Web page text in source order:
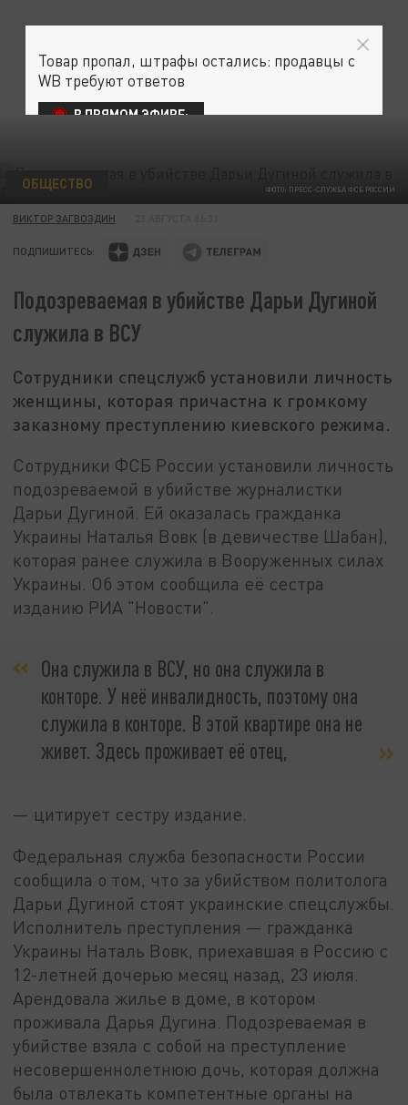
ФОТО: ПРЕСС-СЛУЖБА ФСБ РОССИИ
ОБЩЕСТВО
ВИКТОР ЗАГВОЗДИН
ПОДПИШИТЕСЬ:
Подозреваемая в убийстве Дарьи Дугиной
служила в ВСУ
Сотрудники спецслужб установили личность
женщины, которая причастна к громкому
заказному преступлению киевского режима.
Сотрудники ФСБ России установили личность
подозреваемой в убийстве журналистки
Дарьи Дугиной. Ей оказалась гражданка
Украины Наталья Вовк (в девичестве Шабан),
которая ранее служила в Вооруженных силах
Украины. Об этом сообщила её сестра
изданию РИА "Новости".
Она служила в ВСУ, но она служила в
конторе. У неё инвалидность, поэтому она
служила в конторе. В этой квартире она не
живет. Здесь проживает её отец,
— цитирует сестру издание.
Федеральная служба безопасности России
сообщила о том, что за убийством политолога
Дарьи Дугиной стоят украинские спецслужбы.
Исполнитель преступления — гражданка
Украины Наталь Вовк, приехавшая в Россию с
12-летней дочерью месяц назад, 23 июля.
Арендовала жилье в доме, в котором
проживала Дарья Дугина. Подозреваемая в
убийстве взяла с собой на преступление
несовершеннолетнюю дочь, которая должна
была отвлекать компетентные органы на
Товар пропал, штрафы остались: продавцы с
WB требуют ответов
В ПРЯМОМ ЭФИРЕ: